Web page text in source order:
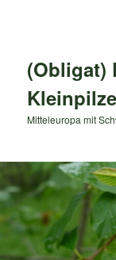
(Obligat)
Kleinpilze
Mitteleuropa mit